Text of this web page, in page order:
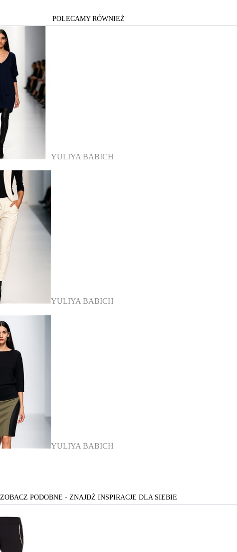
POLECAMY RÓWNIEŻ
YULIYA BABICH
YULIYA BABICH
YULIYA BABICH
ZOBACZ PODOBNE - ZNAJDŻ INSPIRACJE DLA SIEBIE